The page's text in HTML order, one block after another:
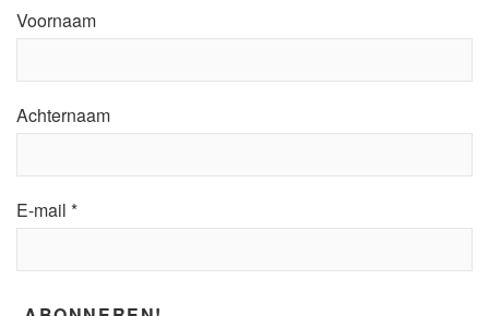
Voornaam
Achternaam
E-mail *